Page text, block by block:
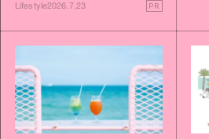
Lifestyle2026.7.23 PR